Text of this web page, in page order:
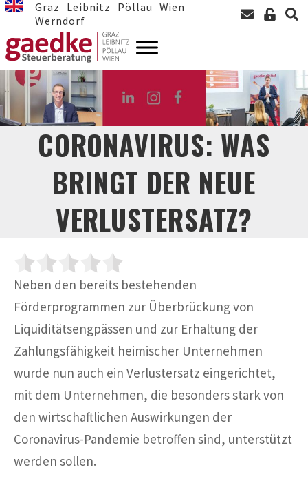
Graz Leibnitz Pöllau Wien
Werndorf
CORONAVIRUS: WAS
BRINGT DER NEUE
VERLUSTERSATZ?
Neben den bereits bestehenden
Förderprogrammen zur Überbrückung von
Liquiditätsengpässen und zur Erhaltung der
Zahlungsfähigkeit heimischer Unternehmen
wurde nun auch ein Verlustersatz eingerichtet,
mit dem Unternehmen, die besonders stark von
den wirtschaftlichen Auswirkungen der
Coronavirus-Pandemie betroffen sind, unterstützt
werden sollen.